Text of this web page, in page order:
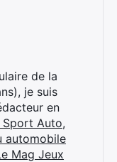
de la
je suis
en
Sport Auto,
automobile
Mag Jeux